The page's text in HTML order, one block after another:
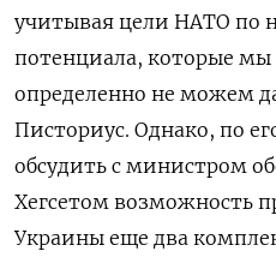
учитывая цели НАТО по
потенциала, которые
определенно не можем
Писториус. Однако, по
обсудить с министром
Хегсетом возможность
Украины еще два